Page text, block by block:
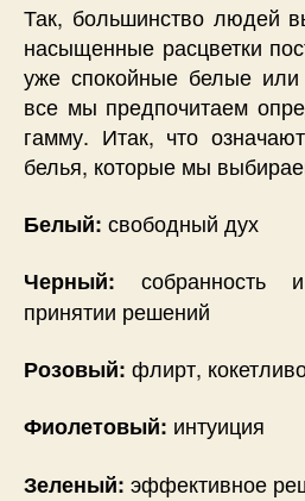
Так, большинство людей
насыщенные расцветки
уже спокойные белые
все мы предпочитаем
гамму. Итак, что
белья, которые мы
Белый: свободный дух
Черный: собранность
принятии решений
Розовый: флирт,
Фиолетовый: интуиция
Зеленый: эффективное